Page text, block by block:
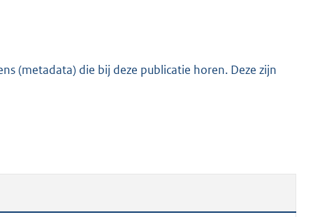
(metadata) die bij deze publicatie horen. Deze zijn